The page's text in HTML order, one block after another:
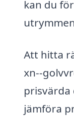
kan du
Att hitta
xn--
prisvärda
jämföra